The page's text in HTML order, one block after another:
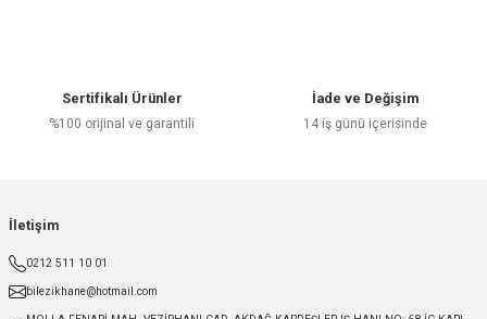
Sertifikalı Ürünler
%100 orijinal ve garantili
İade ve Değişim
14 iş günü içerisinde
İletişim
0212 511 10 01
bilezikhane@hotmail.com